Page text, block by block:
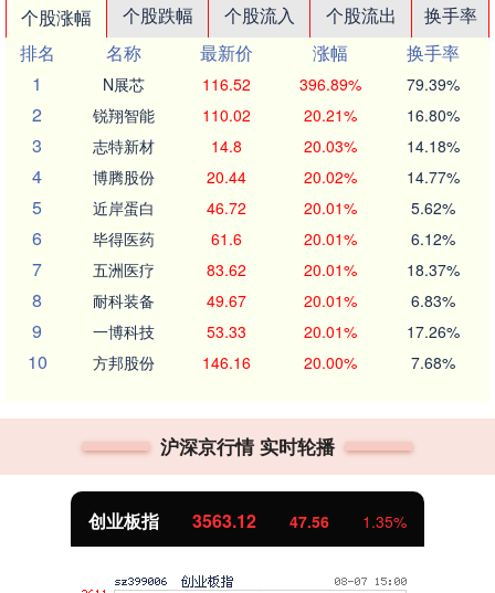
个股涨幅 个股跌幅 个股流入 个股流出
换手率
排名
名称 最新价 涨幅
换手率
1
N展芯 116.52 396.89% 79.39%
2 锐翔智能 110.02 20.21% 16.80%
3 志特新材 14.8 20.03% 14.18%
4 博腾股份 20.44 20.02% 14.77%
5 近岸蛋白 46.72 20.01% 5.62%
6 毕得医药 61.6 20.01% 6.12%
7 五洲医疗 83.62 20.01% 18.37%
8 耐科装备 49.67 20.01% 6.83%
9 一博科技 53.33 20.01% 17.26%
10 方邦股份 146.16 20.00% 7.68%
沪深京行情 实时轮播
创业板指 3563.12 47.56 1.35%